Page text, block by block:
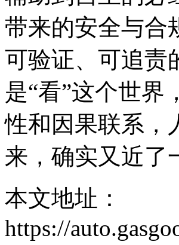
带来的安全与合
可验证、可追责
是“看”这个世界
性和因果联系，
来，确实又近了
本文地址：
https://